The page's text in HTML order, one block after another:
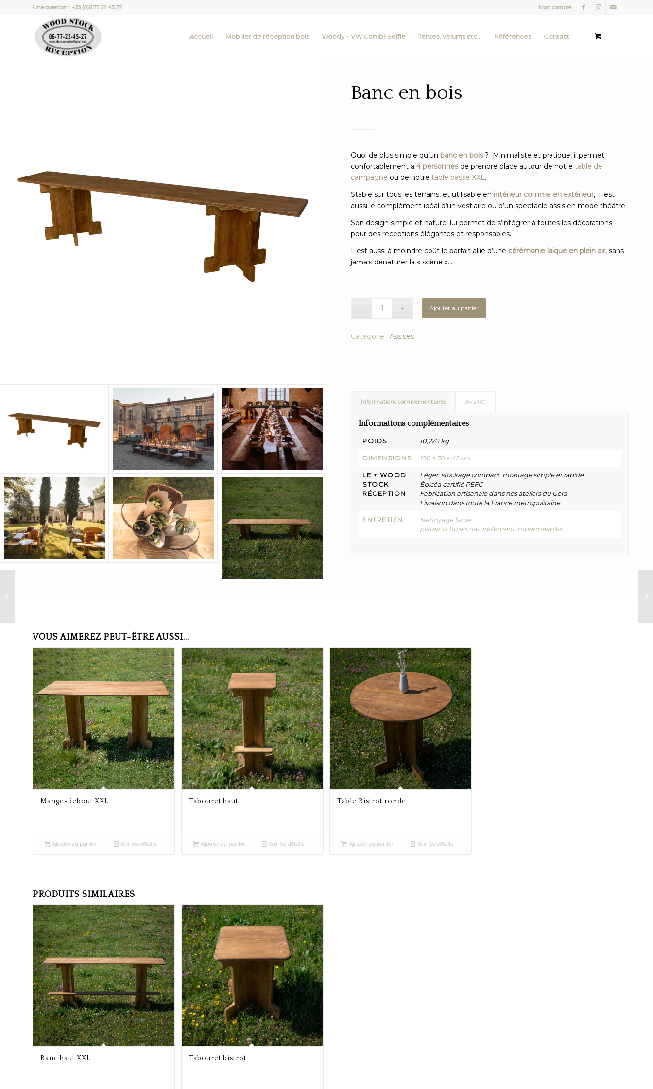
Mon compte
Une question : +33 (0)6 77 22 45 27
Accueil Mobilier de réception bois Woody – VW Combi-Selfie Tentes, Velums etc… Références Contact
Banc en bois
Quoi de plus simple qu’un banc en bois? Minimaliste et pratique, il permet
confortablement à 4 personnesde prendre place autour de notre table de
campagne ou de notre table basse XXL.
Stable sur tous les terrains, et utilisable en intérieur comme en extérieur, il est
aussi le complément idéal d’un vestiaire ou d’un spectacle assis en mode théâtre.
Son design simple et naturel lui permet de s’intégrer à toutes les décorations
pour des réceptions élégantes et responsables.
Il est aussi à moindre coût le parfait allié d’une cérémonie laïque en plein air, sans
jamais dénaturer la « scène »…
Ajouter au panier
Catégorie : Assises
Informations complémentaires Avis (0)
Informations complémentaires
POIDS 10,220 kg
DIMENSIONS 190 × 30 × 42 cm
LE + WOOD
STOCK
RÉCEPTION
Léger, stockage compact, montage simple et rapide
Épicéa certifié PEFC
Fabrication artisanale dans nos ateliers du Gers
Livraison dans toute la France métropolitaine
ENTRETIEN
Nettoyage facile
plateaux huilés naturellement imperméables
VOUS AIMEREZ PEUT-ÊTRE AUSSI…
Mange-debout XXL
Ajouter au panier Voir les détails
Tabouret haut
Ajouter au panier Voir les détails
Table Bistrot ronde
Ajouter au panier Voir les détails
PRODUITS SIMILAIRES
Banc haut XXL Tabouret bistrot